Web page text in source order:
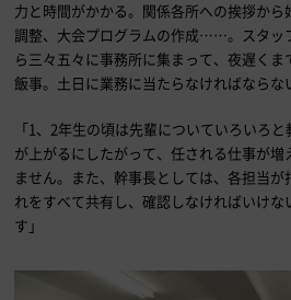
力と時間がかかる。関係各所への挨拶か
調整、大会プログラムの作成……。スタッ
ら三々五々に事務所に集まって、夜遅く
飯事。土日に業務に当たらなければならな
「1、2年生の頃は先輩についていろいろ
が上がるにしたがって、任される仕事が
ません。また、幹事長としては、各担当
れをすべて共有し、確認しなければいけ
す」